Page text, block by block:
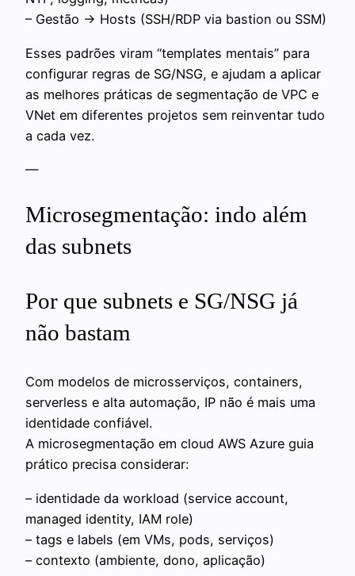
– Gestão → Hosts (SSH/RDP via bastion ou SSM)
Esses padrões viram “templates mentais” para
configurar regras de SG/NSG, e ajudam a aplicar
as melhores práticas de segmentação de VPC e
VNet em diferentes projetos sem reinventar tudo
a cada vez.
—
Microsegmentação: indo além
das subnets
Por que subnets e SG/NSG já
não bastam
Com modelos de microsserviços, containers,
serverless e alta automação, IP não é mais uma
identidade confiável.
A microsegmentação em cloud AWS Azure guia
prático precisa considerar:
– identidade da workload (service account,
managed identity, IAM role)
– tags e labels (em VMs, pods, serviços)
– contexto (ambiente, dono, aplicação)